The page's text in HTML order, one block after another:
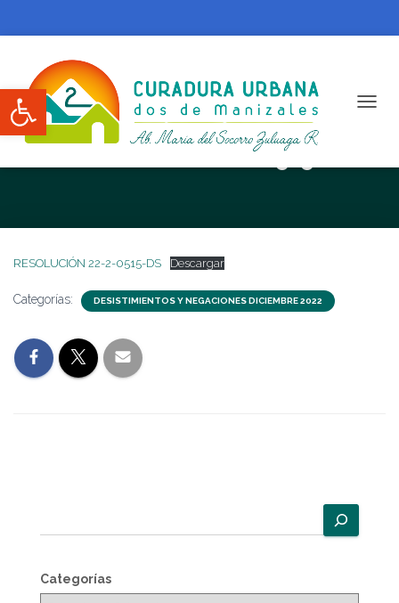
Abrir barra de herramientas
RESOLUCIÓN 22-2-0515-DS
RESOLUCIÓN 22-2-0515-DS Descargar
Categorías: DESISTIMIENTOS Y NEGACIONES DICIEMBRE 2022
u
c
a
Categorías